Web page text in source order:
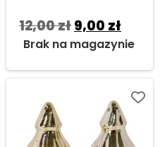
12,00zł9,00 zł
Brak na magazynie